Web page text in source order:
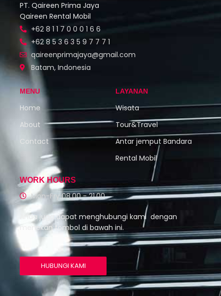
PT. Qaireen Prima Jaya
Qaireen Rental Mobil
+62 8 1 1 7 0 0 0 1 6 6
+62 8 5 3 6 3 5 9 7 7 7 1
qaireenprimajaya@gmail.com
Batam, Indonesia
MENU
Home
About
Contact
LAYANAN
Wisata
Tour&Travel
Antar jemput Bandara
Rental Mobil
WORK HOURS
Mon-Fry 08.00 - 21.00
Anda juga dapat menghubungi kami dengan
menekan tombol di bawah ini.
HUBUNGI KAMI